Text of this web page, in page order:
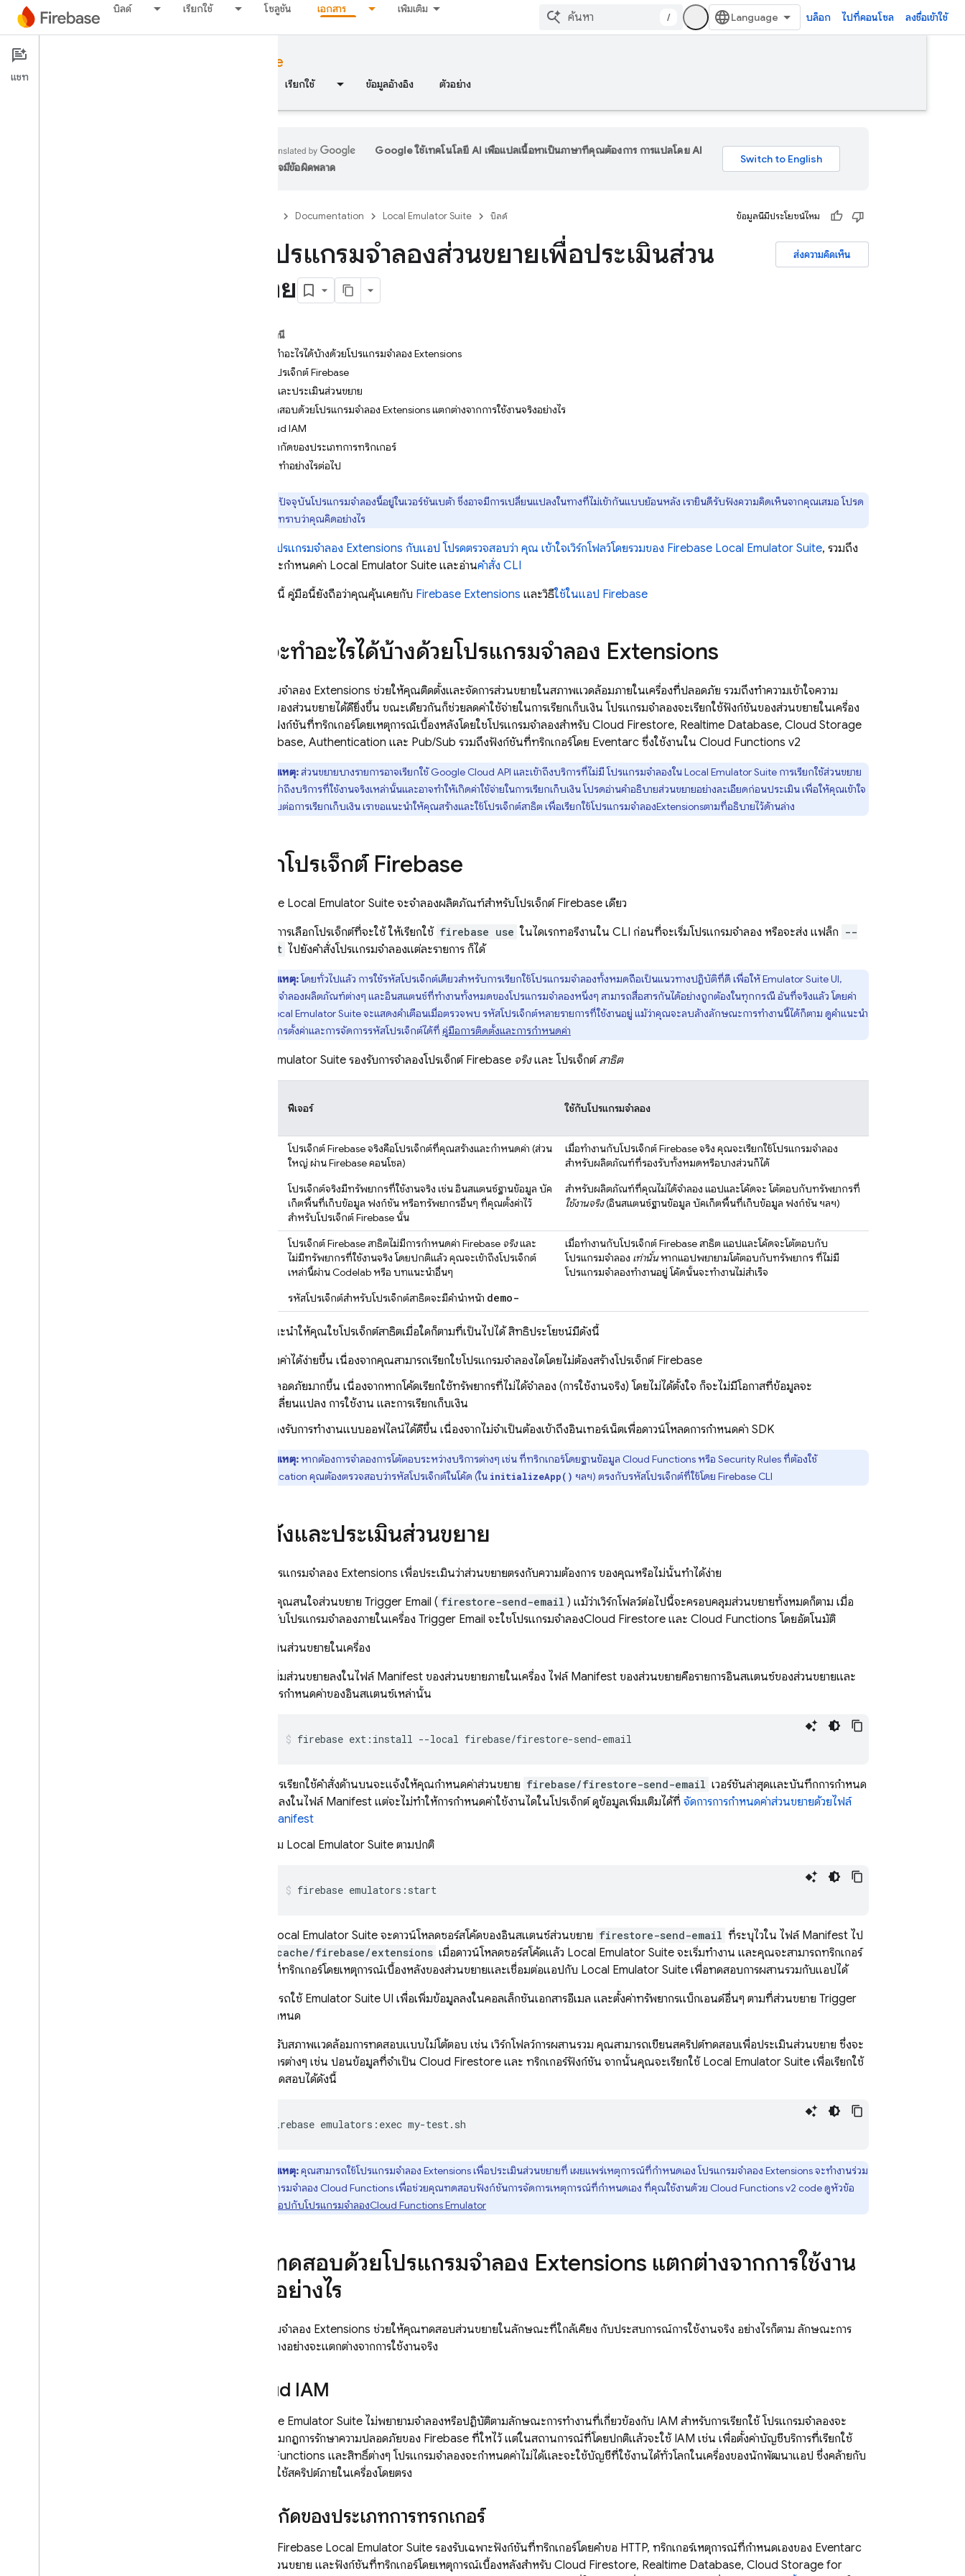
บิลด์ เรียกใช้ โซลูชัน เอกสาร เพิ่มเติม
/ บล็อก ไปที่คอนโซล ลงชื่อเข้าใช้
Documentation Local Emulator Suite
ภาพรวม เรียกใช้ ข้อมูลอ้างอิง ตัวอย่าง
Google ใช้เทคโนโลยี AI เพื่อแปลเนื้อหาเป็นภาษาที่คุณต้องการ การแปลโดย AI
อาจมีข้อผิดพลาด
Documentation Local Emulator Suite บิลด์ ข้อมูลนี้มีประโยชน์ไหม
ส่งความคิดเห็น
ใช้โปรแกรมจำลองส่วนขยายเพื่อประเมินส่วน
ขยาย
ในหน้านี้
ฉันจะทำอะไรได้บ้างด้วยโปรแกรมจำลอง Extensions
เลือกโปรเจ็กต์ Firebase
ติดตั้งและประเมินส่วนขยาย
การทดสอบด้วยโปรแกรมจำลอง Extensions แตกต่างจากการใช้งานจริงอย่างไร
Cloud IAM
ข้อจำกัดของประเภทการทริกเกอร์
ฉันควรทำอย่างไรต่อไป
ปัจจุบันโปรแกรมจำลองนี้อยู่ในเวอร์ชันเบต้า ซึ่งอาจมีการเปลี่ยนแปลงในทางที่ไม่เข้ากันแบบย้อนหลัง เรายินดีรับฟังความคิดเห็นจากคุณเสมอ โปรด
แจ้งให้เราทราบว่าคุณคิดอย่างไร
ก่อนใช้โปรแกรมจำลอง Extensions กับแอป โปรดตรวจสอบว่า คุณ เข้าใจเวิร์กโฟลว์โดยรวมของ Firebase Local Emulator Suite, รวมถึง
ติดตั้งและกำหนดค่า Local Emulator Suite และอ่านคำสั่ง CLI
นอกจากนี้ คู่มือนี้ยังถือว่าคุณคุ้นเคยกับ Firebase Extensions และวิธีใช้ในแอป Firebase
ฉันจะทำอะไรได้บ้างด้วยโปรแกรมจำลอง Extensions
โปรแกรมจำลอง Extensions ช่วยให้คุณติดตั้งและจัดการส่วนขยายในสภาพแวดล้อมภายในเครื่องที่ปลอดภัย รวมถึงทำความเข้าใจความ
สามารถของส่วนขยายได้ดียิ่งขึ้น ขณะเดียวกันก็ช่วยลดค่าใช้จ่ายในการเรียกเก็บเงิน โปรแกรมจำลองจะเรียกใช้ฟังก์ชันของส่วนขยายในเครื่อง
รวมถึง ฟังก์ชันที่ทริกเกอร์โดยเหตุการณ์เบื้องหลังโดยใช้โปรแกรมจำลองสำหรับ Cloud Firestore, Realtime Database, Cloud Storage
for Firebase, Authentication และ Pub/Sub รวมถึงฟังก์ชันที่ทริกเกอร์โดย Eventarc ซึ่งใช้งานใน Cloud Functions v2
หมายเหตุ:ส่วนขยายบางรายการอาจเรียกใช้Google Cloud API และเข้าถึงบริการที่ไม่มี โปรแกรมจำลองในLocal Emulator Suite การเรียกใช้ส่วนขยาย
จะยังคงเข้าถึงบริการที่ใช้งานจริงเหล่านั้นและอาจทำให้เกิดค่าใช้จ่ายในการเรียกเก็บเงิน โปรดอ่านคำอธิบายส่วนขยายอย่างละเอียดก่อนประเมิน เพื่อให้คุณเข้าใจ
ผลกระทบต่อการเรียกเก็บเงิน เราขอแนะนำให้คุณสร้างและใช้โปรเจ็กต์สาธิต เพื่อเรียกใช้โปรแกรมจำลองExtensionsตามที่อธิบายไว้ด้านล่าง
เลือกโปรเจ็กต์ Firebase
Firebase Local Emulator Suite จะจำลองผลิตภัณฑ์สำหรับโปรเจ็กต์ Firebase เดียว
หากต้องการเลือกโปรเจ็กต์ที่จะใช้ ให้เรียกใช้ firebase use ในไดเรกทอรีงานใน CLI ก่อนที่จะเริ่มโปรแกรมจำลอง หรือจะส่ง แฟล็ก --
project ไปยังคำสั่งโปรแกรมจำลองแต่ละรายการ ก็ได้
หมายเหตุ:โดยทั่วไปแล้ว การใช้รหัสโปรเจ็กต์เดียวสำหรับการเรียกใช้โปรแกรมจำลองทั้งหมดถือเป็นแนวทางปฏิบัติที่ดี เพื่อให้Emulator Suite UI,
โปรแกรมจำลองผลิตภัณฑ์ต่างๆ และอินสแตนซ์ที่ทำงานทั้งหมดของโปรแกรมจำลองหนึ่งๆ สามารถสื่อสารกันได้อย่างถูกต้องในทุกกรณี อันที่จริงแล้ว โดยค่า
Local Emulator Suiteจะแสดงคำเตือนเมื่อตรวจพบ รหัสโปรเจ็กต์หลายรายการที่ใช้งานอยู่ แม้ว่าคุณจะลบล้างลักษณะการทำงานนี้ได้ก็ตาม ดูคำแนะนำ
เกี่ยวกับการตั้งค่าและการจัดการรหัสโปรเจ็กต์ได้ที่ คู่มือการติดตั้งและการกำหนดค่า
Local Emulator Suite รองรับการจำลองโปรเจ็กต์ Firebase จริงและ โปรเจ็กต์สาธิต
ฟีเจอร์ ใช้กับโปรแกรมจำลอง
โปรเจ็กต์ Firebase จริงคือโปรเจ็กต์ที่คุณสร้างและกำหนดค่า (ส่วน
ใหญ่ ผ่านFirebaseคอนโซล)
โปรเจ็กต์จริงมีทรัพยากรที่ใช้งานจริง เช่น อินสแตนซ์ฐานข้อมูล บัค
เก็ตพื้นที่เก็บข้อมูล ฟังก์ชัน หรือทรัพยากรอื่นๆ ที่คุณตั้งค่าไว้
สำหรับโปรเจ็กต์ Firebase นั้น
เมื่อทำงานกับโปรเจ็กต์ Firebase จริง คุณจะเรียกใช้โปรแกรมจำลอง
สำหรับผลิตภัณฑ์ที่รองรับทั้งหมดหรือบางส่วนก็ได้
สำหรับผลิตภัณฑ์ที่คุณไม่ได้จำลอง แอปและโค้ดจะ โต้ตอบกับทรัพยากรที่
ใช้งานจริง(อินสแตนซ์ฐานข้อมูล บัคเก็ตพื้นที่เก็บข้อมูล ฟังก์ชัน ฯลฯ)
โปรเจ็กต์ Firebase สาธิตไม่มีการกำหนดค่า Firebase จริงและ
ไม่มีทรัพยากรที่ใช้งานจริง โดยปกติแล้ว คุณจะเข้าถึงโปรเจ็กต์
เหล่านี้ผ่าน Codelab หรือ บทแนะนำอื่นๆ
รหัสโปรเจ็กต์สำหรับโปรเจ็กต์สาธิตจะมีคำนำหน้า demo-
เมื่อทำงานกับโปรเจ็กต์ Firebase สาธิต แอปและโค้ดจะโต้ตอบกับ
โปรแกรมจำลอง เท่านั้นหากแอปพยายามโต้ตอบกับทรัพยากร ที่ไม่มี
โปรแกรมจำลองทำงานอยู่ โค้ดนั้นจะทำงานไม่สำเร็จ
เราขอแนะนำให้คุณใช้โปรเจ็กต์สาธิตเมื่อใดก็ตามที่เป็นไปได้ สิทธิประโยชน์มีดังนี้
ตั้งค่าได้ง่ายขึ้น เนื่องจากคุณสามารถเรียกใช้โปรแกรมจำลองได้โดยไม่ต้องสร้างโปรเจ็กต์ Firebase
ปลอดภัยมากขึ้น เนื่องจากหากโค้ดเรียกใช้ทรัพยากรที่ไม่ได้จำลอง (การใช้งานจริง) โดยไม่ได้ตั้งใจ ก็จะไม่มีโอกาสที่ข้อมูลจะ
เปลี่ยนแปลง การใช้งาน และการเรียกเก็บเงิน
รองรับการทำงานแบบออฟไลน์ได้ดีขึ้น เนื่องจากไม่จำเป็นต้องเข้าถึงอินเทอร์เน็ตเพื่อดาวน์โหลดการกำหนดค่า SDK
หมายเหตุ: หากต้องการจำลองการโต้ตอบระหว่างบริการต่างๆ เช่น ที่ทริกเกอร์โดยฐานข้อมูล Cloud Functions หรือ Security Rules ที่ต้องใช้
Authentication คุณต้องตรวจสอบว่ารหัสโปรเจ็กต์ในโค้ด (ใน initializeApp() ฯลฯ) ตรงกับรหัสโปรเจ็กต์ที่ใช้โดย Firebase CLI
ติดตั้งและประเมินส่วนขยาย
การใช้โปรแกรมจำลอง Extensions เพื่อประเมินว่าส่วนขยายตรงกับความต้องการ ของคุณหรือไม่นั้นทำได้ง่าย
สมมติว่าคุณสนใจส่วนขยาย Trigger Email ( firestore-send-email ) แม้ว่าเวิร์กโฟลว์ต่อไปนี้จะครอบคลุมส่วนขยายทั้งหมดก็ตาม เมื่อ
เรียกใช้กับโปรแกรมจำลองภายในเครื่อง Trigger Email จะใช้โปรแกรมจำลองCloud Firestore และ Cloud Functions โดยอัตโนมัติ
วิธีประเมินส่วนขยายในเครื่อง
เพิ่มส่วนขยายลงในไฟล์ Manifest ของส่วนขยายภายในเครื่อง ไฟล์ Manifest ของส่วนขยายคือรายการอินสแตนซ์ของส่วนขยายและ
การกำหนดค่าของอินสแตนซ์เหล่านั้น
firebase ext:install --local firebase/firestore-send-email
การเรียกใช้คำสั่งด้านบนจะแจ้งให้คุณกำหนดค่าส่วนขยาย firebase/firestore-send-email เวอร์ชันล่าสุดและบันทึกการกำหนด
ค่าลงในไฟล์ Manifest แต่จะไม่ทำให้การกำหนดค่าใช้งานได้ในโปรเจ็กต์ ดูข้อมูลเพิ่มเติมได้ที่ จัดการการกำหนดค่าส่วนขยายด้วยไฟล์
Manifest
เริ่ม Local Emulator Suite ตามปกติ
firebase emulators:start
Local Emulator Suite จะดาวน์โหลดซอร์สโค้ดของอินสแตนซ์ส่วนขยาย firestore-send-email ที่ระบุไว้ใน ไฟล์ Manifest ไป
~/.cache/firebase/extensions เมื่อดาวน์โหลดซอร์สโค้ดแล้ว Local Emulator Suite จะเริ่มทำงาน และคุณจะสามารถทริกเกอร์
ฟังก์ชันที่ทริกเกอร์โดยเหตุการณ์เบื้องหลังของส่วนขยายและเชื่อมต่อแอปกับ Local Emulator Suite เพื่อทดสอบการผสานรวมกับแอปได้
คุณสามารถใช้ Emulator Suite UI เพื่อเพิ่มข้อมูลลงในคอลเล็กชันเอกสารอีเมล และตั้งค่าทรัพยากรแบ็กเอนด์อื่นๆ ตามที่ส่วนขยาย Trigger
Email กำหนด
หรือสำหรับสภาพแวดล้อมการทดสอบแบบไม่โต้ตอบ เช่น เวิร์กโฟลว์การผสานรวม คุณสามารถเขียนสคริปต์ทดสอบเพื่อประเมินส่วนขยาย ซึ่งจะ
ดำเนินการต่างๆ เช่น ป้อนข้อมูลที่จำเป็น Cloud Firestore และ ทริกเกอร์ฟังก์ชัน จากนั้นคุณจะเรียกใช้ Local Emulator Suite เพื่อเรียกใช้
สคริปต์ทดสอบได้ดังนี้
firebase emulators:exec my-test.sh
หมายเหตุ:คุณสามารถใช้โปรแกรมจำลอง Extensionsเพื่อประเมินส่วนขยายที่ เผยแพร่เหตุการณ์ที่กำหนดเอง โปรแกรมจำลอง Extensionsจะทำงานร่วม
กับโปรแกรมจำลอง Cloud Functionsเพื่อช่วยคุณทดสอบฟังก์ชันการจัดการเหตุการณ์ที่กำหนดเอง ที่คุณใช้งานด้วย Cloud Functionsv2 code ดูหัวข้อ
เชื่อมต่อแอปกับโปรแกรมจำลองCloud FunctionsEmulator
การทดสอบด้วยโปรแกรมจำลอง Extensions แตกต่างจากการใช้งาน
จริงอย่างไร
โปรแกรมจำลอง Extensions ช่วยให้คุณทดสอบส่วนขยายในลักษณะที่ใกล้เคียง กับประสบการณ์การใช้งานจริง อย่างไรก็ตาม ลักษณะการ
ทำงานบางอย่างจะแตกต่างจากการใช้งานจริง
Cloud IAM
Firebase Emulator Suite ไม่พยายามจำลองหรือปฏิบัติตามลักษณะการทำงานที่เกี่ยวข้องกับ IAM สำหรับการเรียกใช้ โปรแกรมจำลองจะ
ปฏิบัติตามกฎการรักษาความปลอดภัยของ Firebase ที่ให้ไว้ แต่ในสถานการณ์ที่โดยปกติแล้วจะใช้ IAM เช่น เพื่อตั้งค่าบัญชีบริการที่เรียกใช้
Cloud Functions และสิทธิ์ต่างๆ โปรแกรมจำลองจะกำหนดค่าไม่ได้และจะใช้บัญชีที่ใช้งานได้ทั่วโลกในเครื่องของนักพัฒนาแอป ซึ่งคล้ายกับ
การเรียกใช้สคริปต์ภายในเครื่องโดยตรง
ข้อจำกัดของประเภทการทริกเกอร์
Firebase Local Emulator Suite รองรับเฉพาะฟังก์ชันที่ทริกเกอร์โดยคำขอ HTTP, ทริกเกอร์เหตุการณ์ที่กำหนดเองของ Eventarc
สำหรับส่วนขยาย และฟังก์ชันที่ทริกเกอร์โดยเหตุการณ์เบื้องหลังสำหรับ Cloud Firestore, Realtime Database, Cloud Storage for
แชท